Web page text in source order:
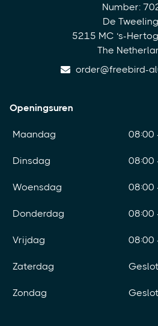
Number:
De
5215 MC ‘s-
The
order@freebird-
Openingsuren
Maandag 08:00
Dinsdag 08:00
Woensdag 08:00
Donderdag 08:00
Vrijdag 08:00
Zaterdag
Zondag